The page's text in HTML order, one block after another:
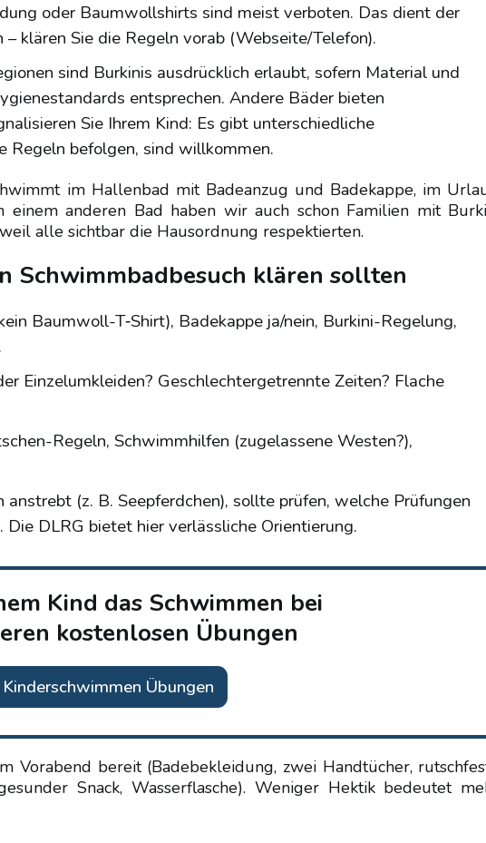
oder Baumwollshirts sind meist verboten. Das dient der
klären Sie die Regeln vorab (Webseite/Telefon).
sind Burkinis ausdrücklich erlaubt, sofern Material und
entsprechen. Andere Bäder bieten
Sie Ihrem Kind: Es gibt unterschiedliche
Regeln befolgen, sind willkommen.
im Hallenbad mit Badeanzug und Badekappe, im
anderen Bad haben wir auch schon Familien mit
alle sichtbar die Hausordnung respektierten.
Schwimmbadbesuch klären sollten
Baumwoll-T‑Shirt), Badekappe ja/nein, Burkini-Regelung,
Einzelumkleiden? Geschlechtergetrennte Zeiten? Flache
Regeln, Schwimmhilfen (zugelassene Westen?),
anstrebt (z. B. Seepferdchen), sollte prüfen, welche Prüfungen
DLRG bietet hier verlässliche Orientierung.
Kind das Schwimmen bei
kostenlosen Übungen
Kinderschwimmen Übungen
Vorabend bereit (Badebekleidung, zwei Handtücher,
Snack, Wasserflasche). Weniger Hektik bedeutet